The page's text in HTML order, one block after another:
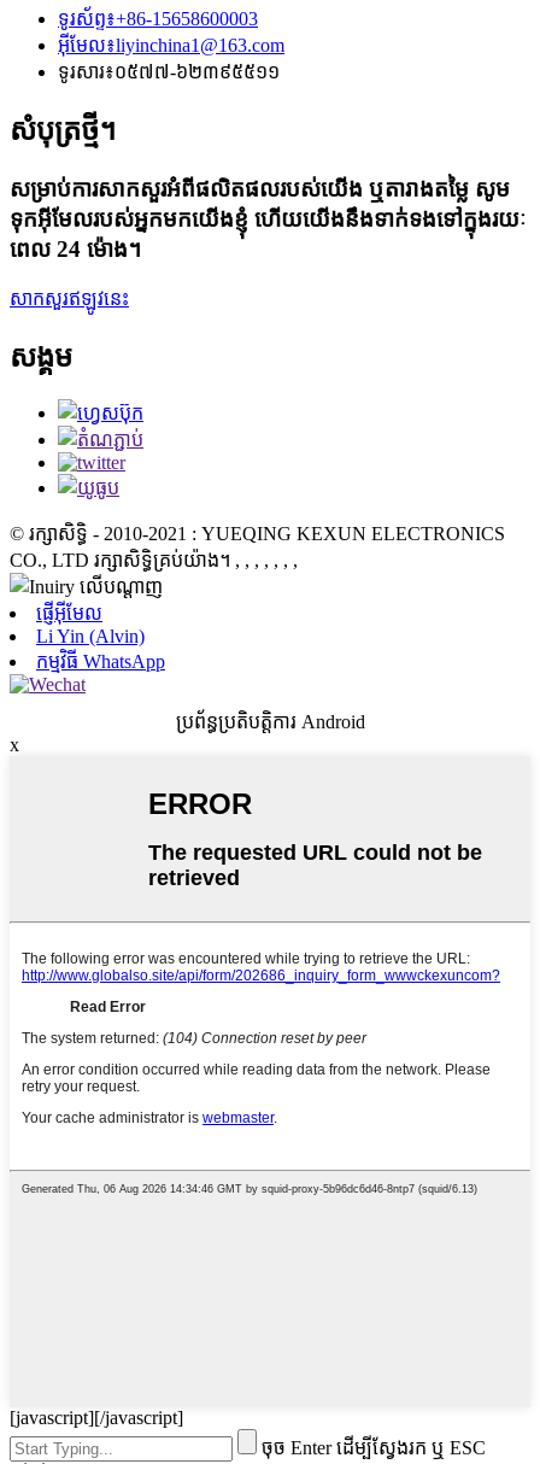
ទូរស័ព្ទ៖+86-15658600003
អ៊ីមែល៖liyinchina1@163.com
ទូរសារ៖០៥៧៧-៦២៣៩៥៥១១
សំបុត្រថ្មី។
សម្រាប់ការសាកសួរអំពីផលិតផលរបស់យើង ឬតារាងតម្លៃ សូម
ទុកអ៊ីមែលរបស់អ្នកមកយើងខ្ញុំ ហើយយើងនឹងទាក់ទងទៅក្នុងរយៈ
ពេល 24 ម៉ោង។
សាកសួរឥឡូវនេះ
សង្គម
© រក្សាសិទ្ធិ - 2010-2021 : YUEQING KEXUN ELECTRONICS
CO., LTD រក្សាសិទ្ធិគ្រប់យ៉ាង។ , , , , , , ,
ផ្ញើអ៊ីមែល
Li Yin (Alvin)
កម្មវិធី WhatsApp
ប្រព័ន្ធប្រតិបត្តិការ Android
x
[javascript][/javascript]
ចុច Enter ដើម្បីស្វែងរក ឬ ESC